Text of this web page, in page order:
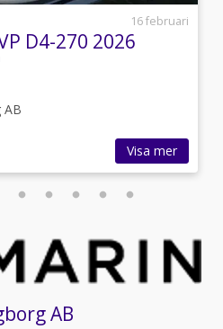
16 februari
D4-270 2026
AB
Visa mer
AB